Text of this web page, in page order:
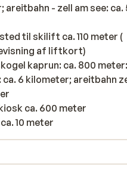
areitbahn - zell am see: ca.
til skilift ca. 110 meter (
af liftkort)
kaprun: ca. 800 meter:
6 kilometer; areitbahn
ca. 600 meter
10 meter